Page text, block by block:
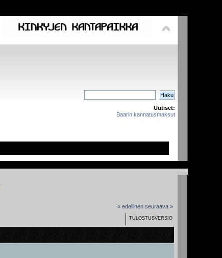
Uutiset:
Baarin kannatusmaksut
« edellinen seuraava »
TULOSTUSVERSIO